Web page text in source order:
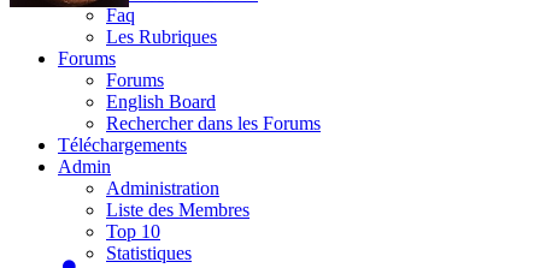
Faq
Les Rubriques
Forums
Forums
English Board
Rechercher dans les Forums
Téléchargements
Admin
Administration
Liste des Membres
Top 10
Statistiques